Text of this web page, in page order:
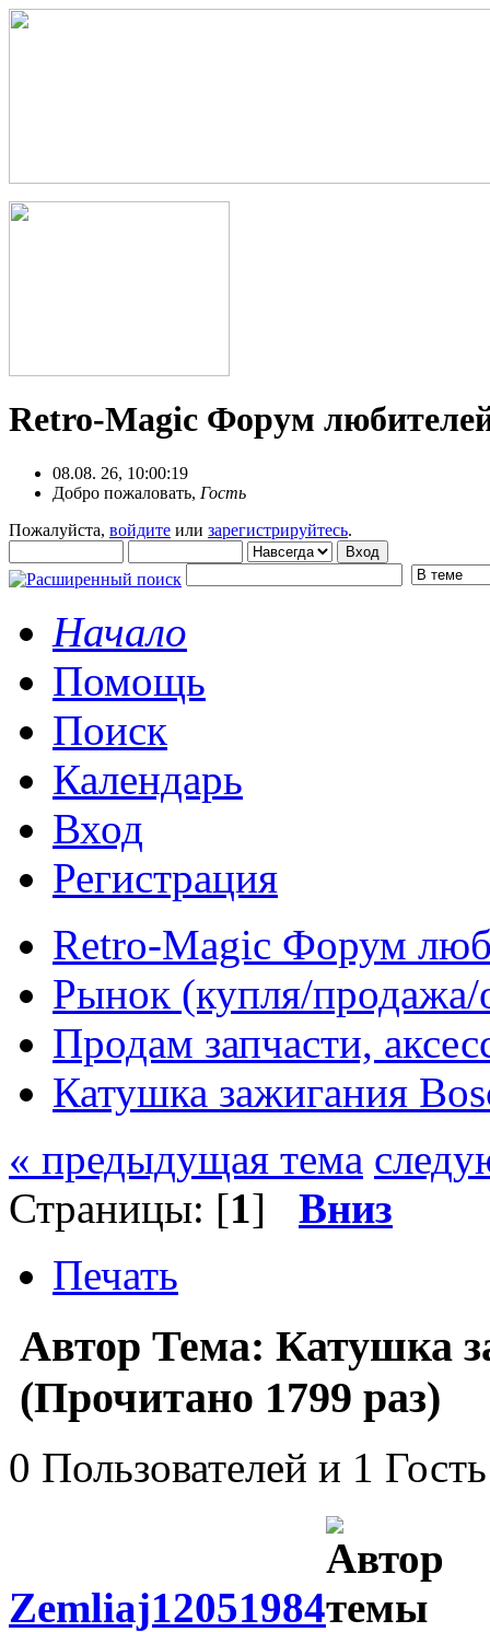
Retro-Magic Форум
08.08. 26, 10:00:19
Добро пожаловать, Гость
Пожалуйста, войдите или зарегистрируйтесь.
Начало
Помощь
Поиск
Календарь
Вход
Регистрация
Retro-Magic Форум
Рынок (купля/продажа/
Продам запчасти,
Катушка зажигания
« предыдущая тема
Страницы: [1] Вниз
Печать
Автор Тема: Катушка
(Прочитано 1799 раз)
0 Пользователей и 1
Zemliaj12051984